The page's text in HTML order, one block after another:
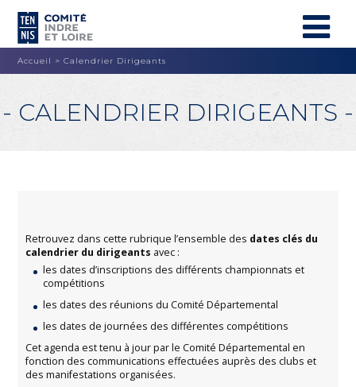
Accueil >Calendrier Dirigeants
- CALENDRIER DIRIGEANTS -
Retrouvez dans cette rubrique l’ensemble des dates clés du
calendrier du dirigeants avec :
les dates d’inscriptions des différents championnats et
compétitions
les dates des réunions du Comité Départemental
les dates de journées des différentes compétitions
Cet agenda est tenu à jour par le Comité Départemental en
fonction des communications effectuées auprès des clubs et
des manifestations organisées.